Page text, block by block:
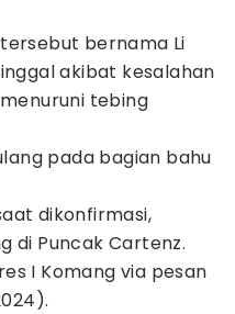
bernama Li
akibat kesalahan
tebing
pada bagian bahu
dikonfirmasi,
di Puncak Cartenz.
I Komang via pesan